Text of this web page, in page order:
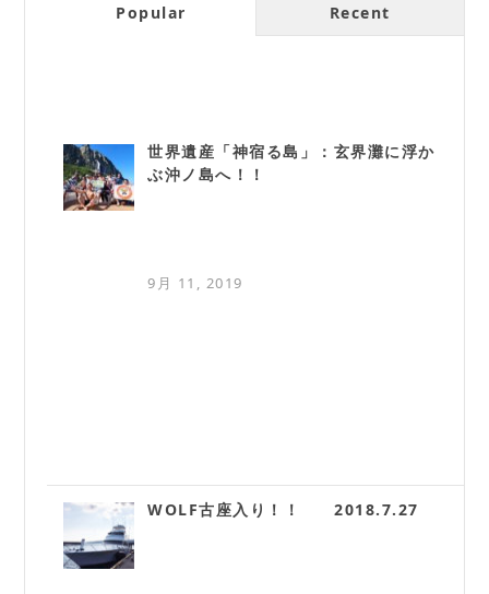
Popular Recent
世界遺産「神宿る島」：玄界灘に浮か
ぶ沖ノ島へ！！
9月 11, 2019
WOLF古座入り！！ 2018.7.27